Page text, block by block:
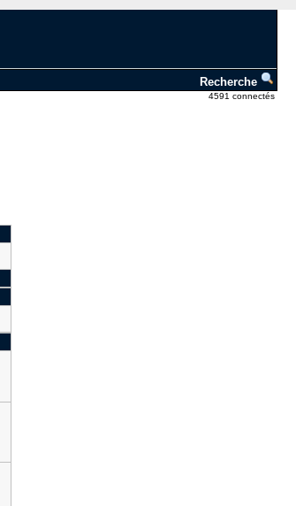
Recherche
4591 connectés